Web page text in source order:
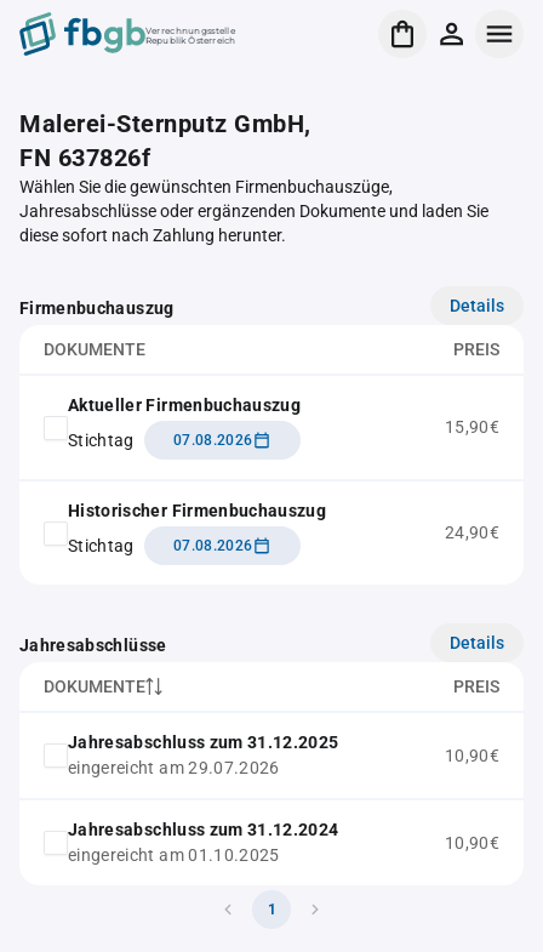
Verrechnungsstelle
Republik Österreich
Malerei-Sternputz GmbH,
FN 637826f
Wählen Sie die gewünschten Firmenbuchauszüge,
Jahresabschlüsse oder ergänzenden Dokumente und laden Sie
diese sofort nach Zahlung herunter.
Firmenbuchauszug Details
DOKUMENTE PREIS
Aktueller Firmenbuchauszug
Stichtag
07.08.2026
15,90€
Historischer Firmenbuchauszug
Stichtag
07.08.2026
24,90€
Jahresabschlüsse Details
DOKUMENTE PREIS
Jahresabschluss zum 31.12.2025
eingereicht am 29.07.2026
10,90€
Jahresabschluss zum 31.12.2024
eingereicht am 01.10.2025
10,90€
1